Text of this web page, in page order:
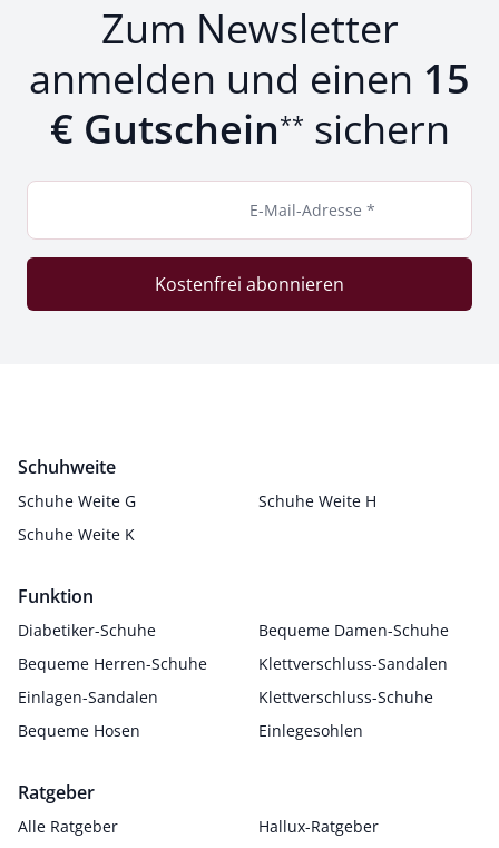
Zum Newsletter
anmelden und einen 15
€ Gutschein** sichern
E-Mail-Adresse *
Kostenfrei abonnieren
Schuhweite
Schuhe Weite G
Schuhe Weite H
Schuhe Weite K
Funktion
Diabetiker-Schuhe
Bequeme Damen-Schuhe
Bequeme Herren-Schuhe
Klettverschluss-Sandalen
Einlagen-Sandalen
Klettverschluss-Schuhe
Bequeme Hosen
Einlegesohlen
Ratgeber
Alle Ratgeber
Hallux-Ratgeber